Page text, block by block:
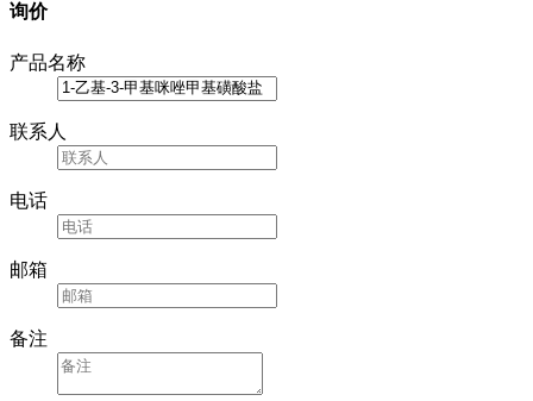
询价
产品名称
联系人
电话
邮箱
备注